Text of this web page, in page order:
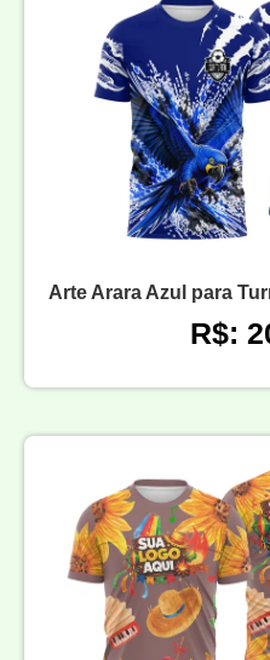
Arte Arara Azul para
R$: